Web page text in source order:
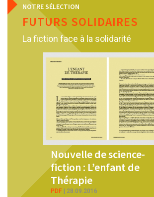
NOTRE SÉLECTION
FUTURS SOLIDAIRES
La fiction face à la solidarité
Nouvelle de science-
fiction : L’enfant de
Thérapie
PDF 28.09.2016